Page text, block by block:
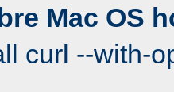
Mac OS
curl --with-